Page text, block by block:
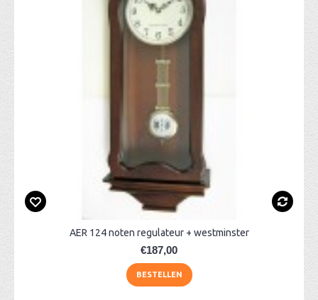
AER 124 noten regulateur + westminster
€187,00
BESTELLEN